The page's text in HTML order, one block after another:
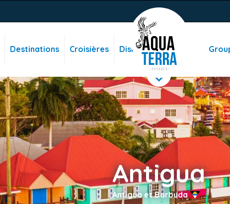
Destinations Croisières Disney
Antigua
Antigua et Barbuda